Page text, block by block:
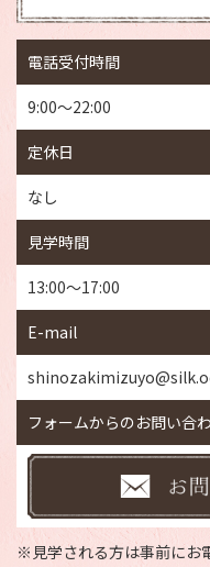
電話受付時間
9:00～22:00
定休日
なし
見学時間
13:00～17:00
E-mail
フォームからのお問い合
※見学される方は事前にお